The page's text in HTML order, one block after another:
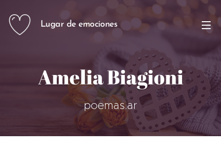
Lugar de emociones
Amelia Biagioni
poemas.ar